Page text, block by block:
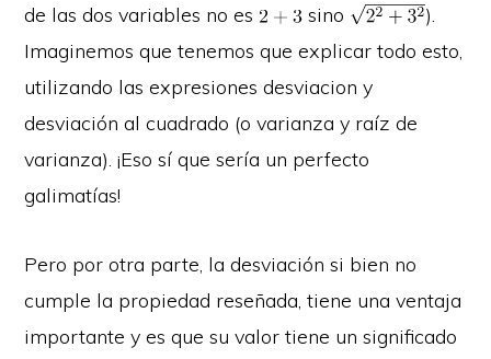
de las dos variables no es
sino
).
Imaginemos que tenemos que explicar todo esto,
utilizando las expresiones desviacion y
desviación al cuadrado (o varianza y raíz de
varianza). ¡Eso sí que sería un perfecto
galimatías!
Pero por otra parte, la desviación si bien no
cumple la propiedad reseñada, tiene una ventaja
importante y es que su valor tiene un significado